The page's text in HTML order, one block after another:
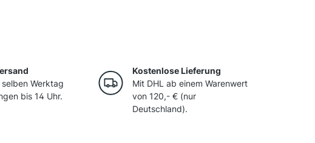
Werktag
bis 14 Uhr.
Kostenlose Lieferung
Mit DHL ab einem Warenwert
von 120,- € (nur
Deutschland).